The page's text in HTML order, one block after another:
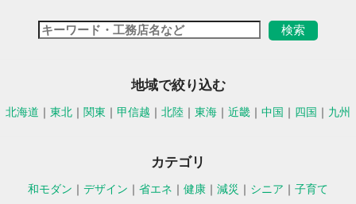
地域で絞り込む
北海道 ｜ 東北 ｜ 関東 ｜ 甲信越 ｜ 北陸 ｜ 東海 ｜ 近畿 ｜ 中国 ｜ 四国 ｜ 九州
カテゴリ
和モダン ｜ デザイン ｜ 省エネ ｜ 健康 ｜ 減災 ｜ シニア ｜ 子育て